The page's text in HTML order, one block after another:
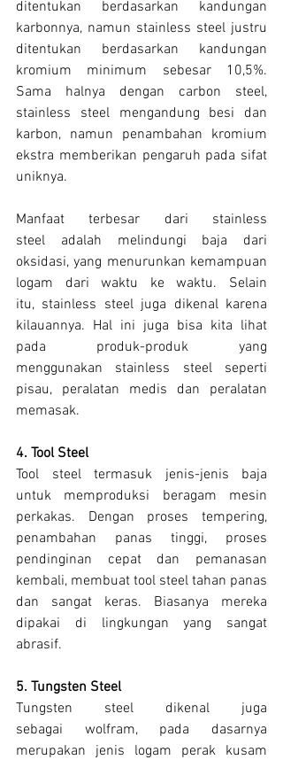
ditentukan berdasarkan kandungan
karbonnya, namun stainless steel justru
ditentukan berdasarkan kandungan
kromium minimum sebesar 10,5%.
Sama halnya dengan carbon steel,
stainless steel mengandung besi dan
karbon, namun penambahan kromium
ekstra memberikan pengaruh pada sifat
uniknya.
Manfaat terbesar dari stainless
steel adalah melindungi baja dari
oksidasi, yang menurunkan kemampuan
logam dari waktu ke waktu. Selain
itu, stainless steel juga dikenal karena
kilauannya. Hal ini juga bisa kita lihat
pada produk-produk yang
menggunakan stainless steel seperti
pisau, peralatan medis dan peralatan
memasak.
4. Tool Steel
Tool steel termasuk jenis-jenis baja
untuk memproduksi beragam mesin
perkakas. Dengan proses tempering,
penambahan panas tinggi, proses
pendinginan cepat dan pemanasan
kembali, membuat tool steel tahan panas
dan sangat keras. Biasanya mereka
dipakai di lingkungan yang sangat
abrasif.
5. Tungsten Steel
Tungsten steel dikenal juga
sebagai wolfram, pada dasarnya
merupakan jenis logam perak kusam